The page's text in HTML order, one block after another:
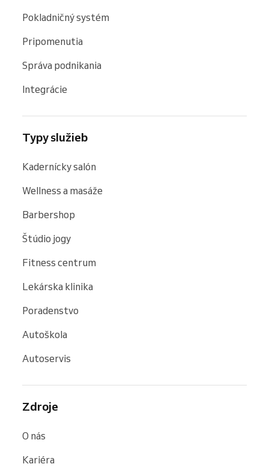
Pokladničný systém
Pripomenutia
Správa podnikania
Integrácie
Typy služieb
Kadernícky salón
Wellness a masáže
Barbershop
Štúdio jogy
Fitness centrum
Lekárska klinika
Poradenstvo
Autoškola
Autoservis
Zdroje
O nás
Kariéra